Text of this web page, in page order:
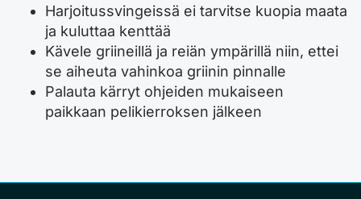
Harjoitussvingeissä ei tarvitse kuopia maata
ja kuluttaa kenttää
Kävele griineillä ja reiän ympärillä niin, ettei
se aiheuta vahinkoa griinin pinnalle
Palauta kärryt ohjeiden mukaiseen
paikkaan pelikierroksen jälkeen